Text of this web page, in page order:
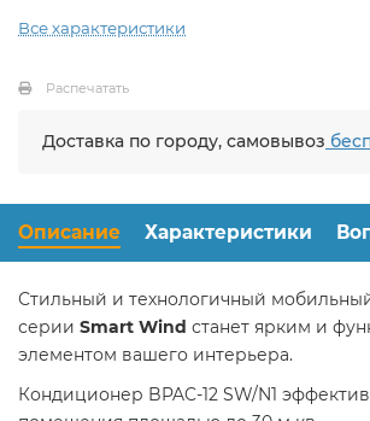
Все характеристики
Распечатать
Доставка по городу, самовывоз
Описание Характеристики
Стильный и технологичный
серии Smart Wind станет ярким и
элементом вашего интерьера.
Кондиционер BPAC-12 SW/N1